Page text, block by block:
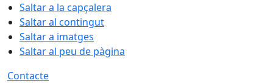
Saltar a la capçalera
Saltar al contingut
Saltar a imatges
Saltar al peu de pàgina
Contacte